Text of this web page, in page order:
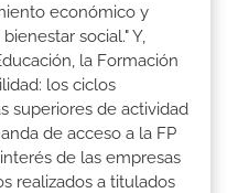
económico y
social." Y,
la Formación
los ciclos
superiores de actividad
de acceso a la FP
de las empresas
realizados a titulados